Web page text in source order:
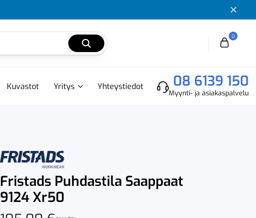
0
Cart
Kuvastot Yritys Yhteystiedot 08 6139 150
Myynti- ja asiakaspalvelu
Fristads Puhdastila Saappaat
9124 Xr50